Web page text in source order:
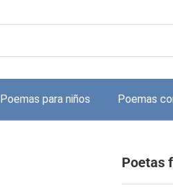
Poemas para niños Poemas
Poetas